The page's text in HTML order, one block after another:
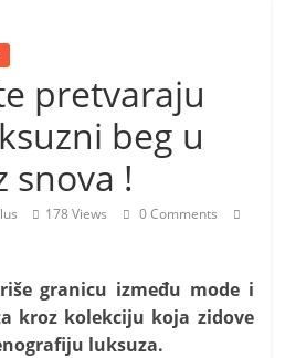
pretvaraju
beg u
snova !
178 Views
0 Comments
granicu između mode i
kroz kolekciju koja zidove
luksuza.